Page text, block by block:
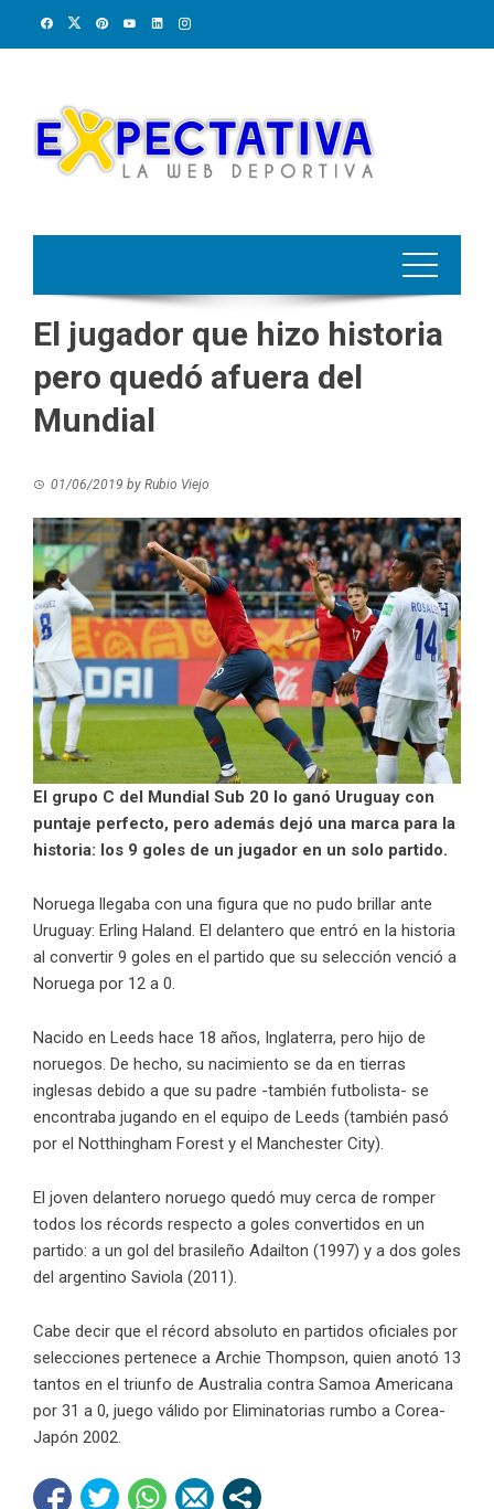
El jugador que hizo historia
pero quedó afuera del
Mundial
01/06/2019 by Rubio Viejo
El grupo C del Mundial Sub 20 lo ganó Uruguay con
puntaje perfecto, pero además dejó una marca para la
historia: los 9 goles de un jugador en un solo partido.
Noruega llegaba con una figura que no pudo brillar ante
Uruguay: Erling Haland. El delantero que entró en la historia
al convertir 9 goles en el partido que su selección venció a
Noruega por 12 a 0.
Nacido en Leeds hace 18 años, Inglaterra, pero hijo de
noruegos. De hecho, su nacimiento se da en tierras
inglesas debido a que su padre -también futbolista- se
encontraba jugando en el equipo de Leeds (también pasó
por el Notthingham Forest y el Manchester City).
El joven delantero noruego quedó muy cerca de romper
todos los récords respecto a goles convertidos en un
partido: a un gol del brasileño Adailton (1997) y a dos goles
del argentino Saviola (2011).
Cabe decir que el récord absoluto en partidos oficiales por
selecciones pertenece a Archie Thompson, quien anotó 13
tantos en el triunfo de Australia contra Samoa Americana
por 31 a 0, juego válido por Eliminatorias rumbo a Corea-
Japón 2002.